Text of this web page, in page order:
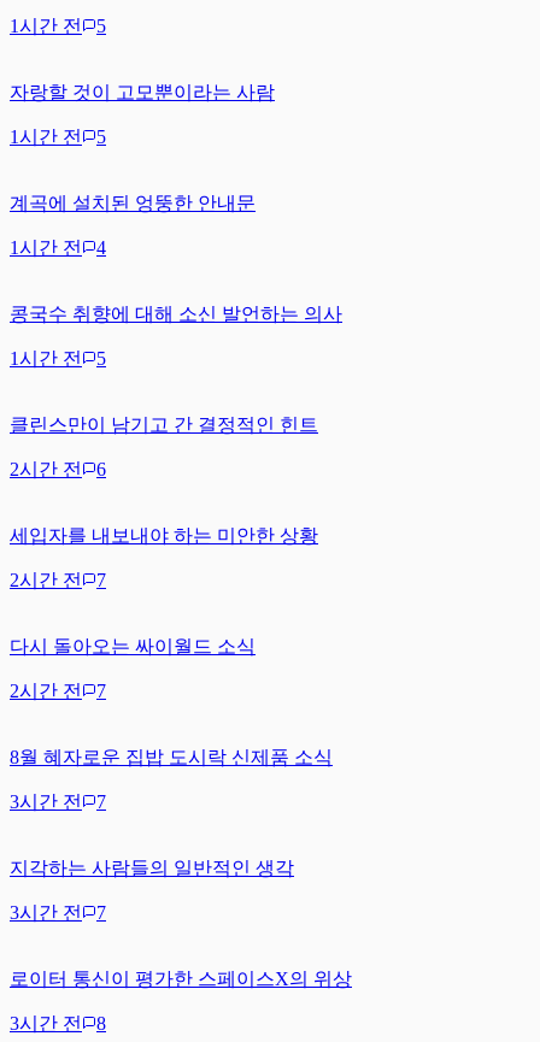
1시간 전 5
자랑할 것이 고모뿐이라는 사람
1시간 전 5
계곡에 설치된 엉뚱한 안내문
1시간 전 4
콩국수 취향에 대해 소신 발언하는 의사
1시간 전 5
클린스만이 남기고 간 결정적인 힌트
2시간 전 6
세입자를 내보내야 하는 미안한 상황
2시간 전 7
다시 돌아오는 싸이월드 소식
2시간 전 7
8월 혜자로운 집밥 도시락 신제품 소식
3시간 전 7
지각하는 사람들의 일반적인 생각
3시간 전 7
로이터 통신이 평가한 스페이스X의 위상
3시간 전 8